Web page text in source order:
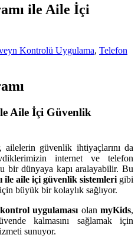
ile Aile İçi
Kontrolü Uygulama, Telefon
Aile İçi Güvenlik
güvenlik ihtiyaçlarını da
internet ve telefon
bir dünyaya kapı aralayabilir. Bu
ile aile içi güvenlik sistemleri gibi
büyük bir kolaylık sağlıyor.
uygulaması olan myKids,
kalmasını sağlamak için
sunuyor.